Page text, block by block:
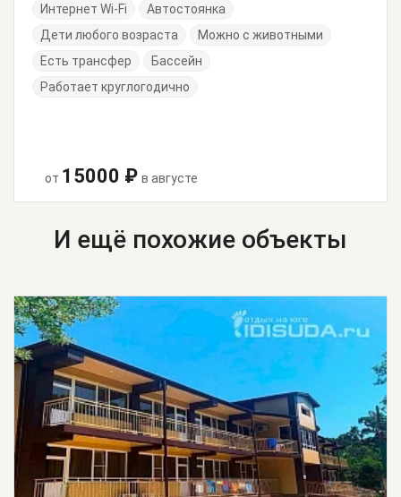
Интернет Wi-Fi
Автостоянка
Дети любого возраста
Можно с животными
Есть трансфер
Бассейн
Работает круглогодично
от 15000 ₽ в августе
И ещё похожие объекты